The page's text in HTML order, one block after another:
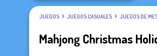
JUEGOS JUEGOS CASUALES JUEGOS DE
Mahjong Christmas